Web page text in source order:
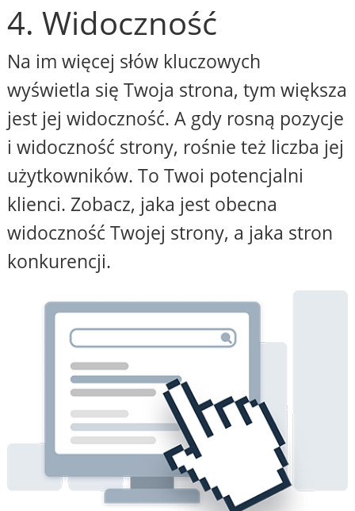
4. Widoczność
Na im więcej słów kluczowych
wyświetla się Twoja strona, tym większa
jest jej widoczność. A gdy rosną pozycje
i widoczność strony, rośnie też liczba jej
użytkowników. To Twoi potencjalni
klienci. Zobacz, jaka jest obecna
widoczność Twojej strony, a jaka stron
konkurencji.